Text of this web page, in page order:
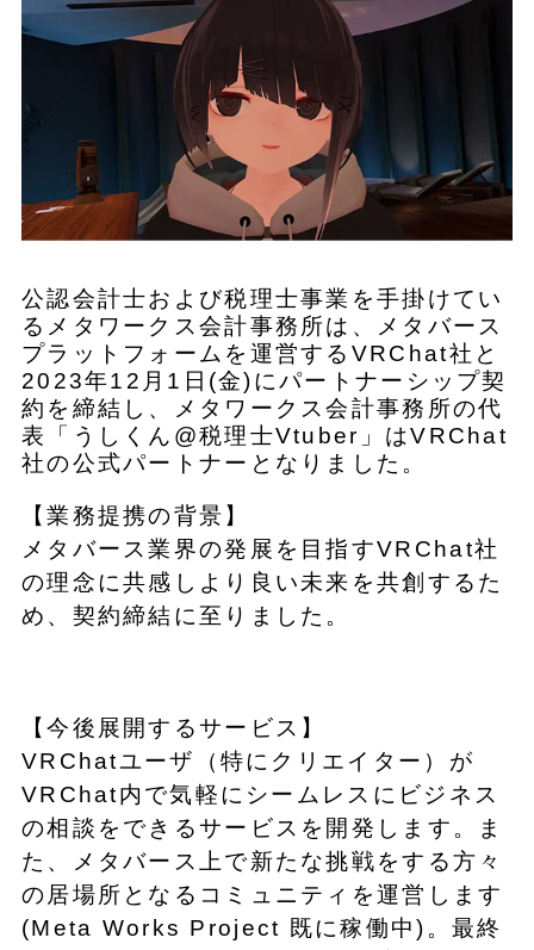
公認会計士および税理士事業を手掛けてい
るメタワークス会計事務所は、メタバース
プラットフォームを運営するVRChat社と
2023年12月1日(金)にパートナーシップ契
約を締結し、メタワークス会計事務所の代
表「うしくん@税理士Vtuber」はVRChat
社の公式パートナーとなりました。
【業務提携の背景】
メタバース業界の発展を目指すVRChat社
の理念に共感しより良い未来を共創するた
め、契約締結に至りました。
【今後展開するサービス】
VRChatユーザ（特にクリエイター）が
VRChat内で気軽にシームレスにビジネス
の相談をできるサービスを開発します。ま
た、メタバース上で新たな挑戦をする方々
の居場所となるコミュニティを運営します
(Meta Works Project 既に稼働中)。最終